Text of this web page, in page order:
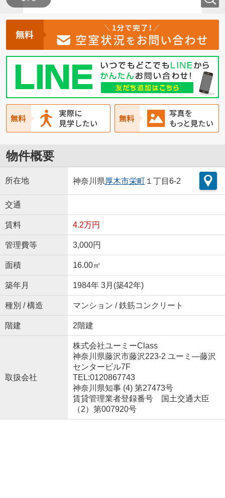
物件概要
所在地 神奈川県厚木市栄町１丁目6-2
交通
賃料 4.2万円
管理費等 3,000円
面積 16.00㎡
築年月 1984年 3月(築42年)
種別 / 構造 マンション / 鉄筋コンクリート
階建 2階建
取扱会社
株式会社ユーミーClass
神奈川県藤沢市藤沢223-2 ユーミ―藤沢
センタービル7F
TEL:0120867743
神奈川県知事 (4) 第27473号
賃貸管理業者登録番号 国土交通大臣
（2）第007920号